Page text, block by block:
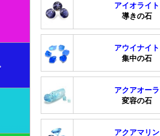
アイオライト
導きの石
アウイナイト
集中の石
アクアオーラ
変容の石
アクアマリン